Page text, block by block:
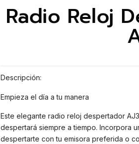
Radio Reloj
Descripción:
Empieza el día a tu manera
Este elegante radio reloj despertador
despertará siempre a tiempo. Incorpora
despertarte con tu emisora preferida o